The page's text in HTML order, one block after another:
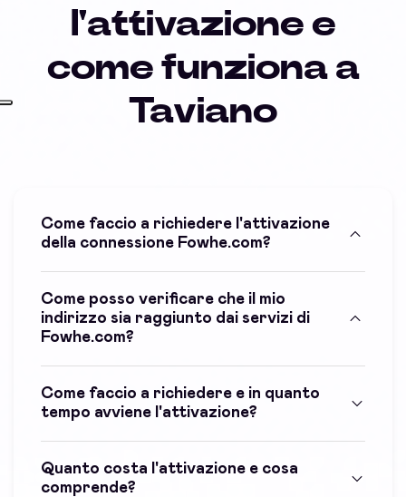
l'attivazione e
come funziona a
Taviano
Come faccio a richiedere l'attivazione
della connessione Fowhe.com?
Come posso verificare che il mio
indirizzo sia raggiunto dai servizi di
Fowhe.com?
Come faccio a richiedere e in quanto
tempo avviene l'attivazione?
Quanto costa l'attivazione e cosa
comprende?